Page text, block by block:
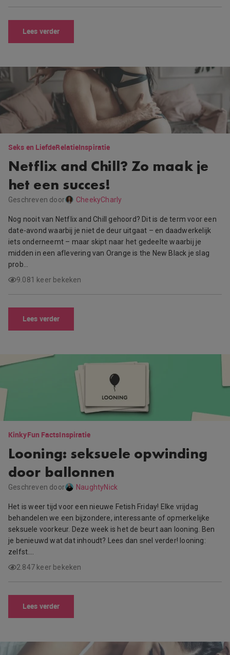
Lees verder
Seks en LiefdeRelatieInspiratie
Netflix and Chill? Zo maak je
het een succes!
Geschreven door CheekyCharly
Nog nooit van Netflix and Chill gehoord? Dit is de term voor een
date-avond waarbij je niet de deur uitgaat – en daadwerkelijk
iets onderneemt – maar skipt naar het gedeelte waarbij je
midden in een aflevering van Orange is the New Black je slag
prob…
9.081 keer bekeken
Lees verder
KinkyFun FactsInspiratie
Looning: seksuele opwinding
door ballonnen
Geschreven door NaughtyNick
Het is weer tijd voor een nieuwe Fetish Friday! Elke vrijdag
behandelen we een bijzondere, interessante of opmerkelijke
seksuele voorkeur. Deze week is het de beurt aan looning. Ben
je benieuwd wat dat inhoudt? Lees dan snel verder! looning:
zelfst….
2.847 keer bekeken
Lees verder